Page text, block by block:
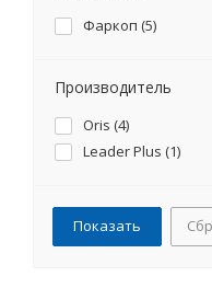
Фаркоп (5)
Прoизводитель
Oris (4)
Leader Plus (1)